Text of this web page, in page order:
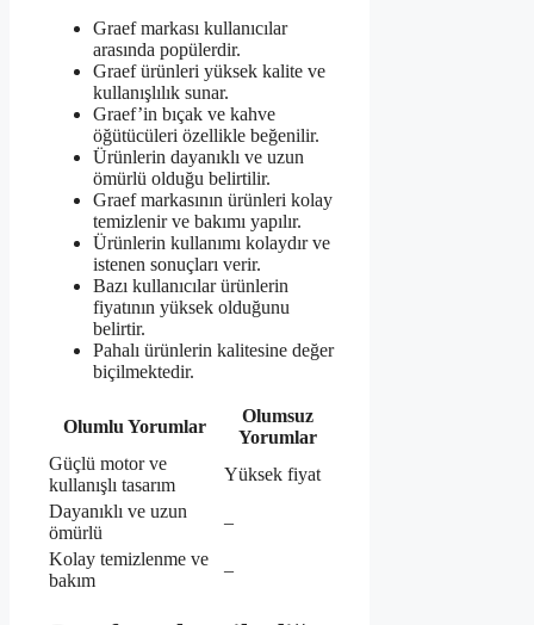
Graef markası kullanıcılar
arasında popülerdir.
Graef ürünleri yüksek kalite ve
kullanışlılık sunar.
Graef’in bıçak ve kahve
öğütücüleri özellikle beğenilir.
Ürünlerin dayanıklı ve uzun
ömürlü olduğu belirtilir.
Graef markasının ürünleri kolay
temizlenir ve bakımı yapılır.
Ürünlerin kullanımı kolaydır ve
istenen sonuçları verir.
Bazı kullanıcılar ürünlerin
fiyatının yüksek olduğunu
belirtir.
Pahalı ürünlerin kalitesine değer
biçilmektedir.
Olumlu Yorumlar
Olumsuz
Yorumlar
Güçlü motor ve
kullanışlı tasarım
Yüksek fiyat
Dayanıklı ve uzun
ömürlü
–
Kolay temizlenme ve
bakım
–